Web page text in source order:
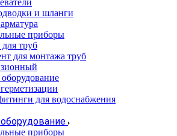
и шланги
приборы
труб
для монтажа труб
для водоснабжения
приборы